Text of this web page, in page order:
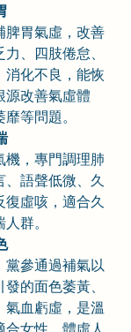
脾胃氣虛，改善
、四肢倦怠、
消化不良，能恢
源改善氣虛體
等問題。
機，專門調理肺
、語聲低微、久
復虛咳，適合久
群。
黨參通過補氣以
的面色萎黃、
氣血虧虛，是溫